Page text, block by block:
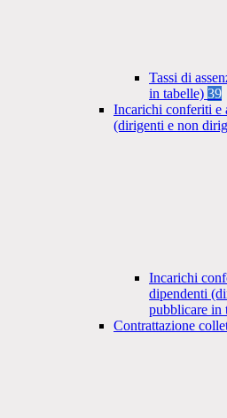
Tassi di
in tabelle) 39
Incarichi conferiti e
(dirigenti e non
Incarichi
dipendenti
pubblicare in
Contrattazione